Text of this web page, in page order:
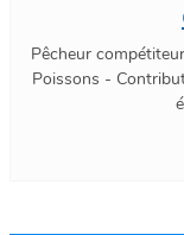
Pêcheur
Poissons -